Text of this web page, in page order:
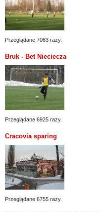
Przeglądane 7063 razy.
Bruk - Bet Nieciecza
Przeglądane 6925 razy.
Cracovia sparing
Przeglądane 6755 razy.